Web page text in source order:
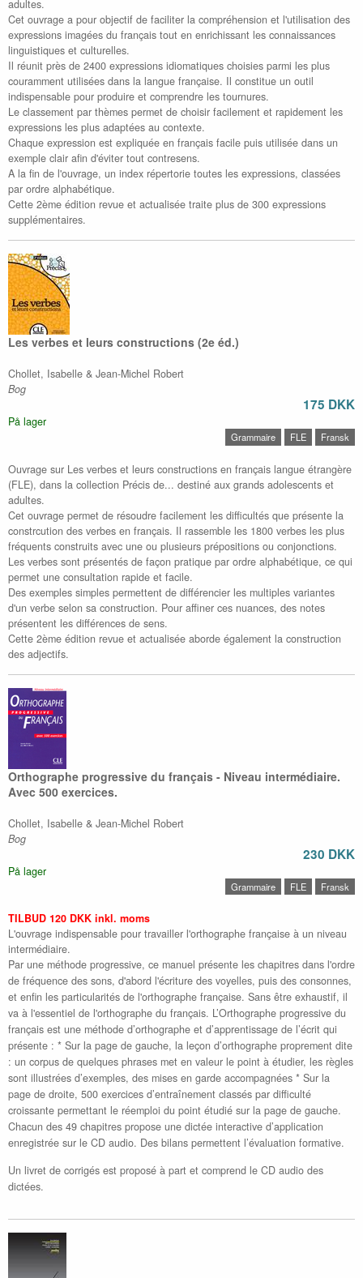
adultes.
Cet ouvrage a pour objectif de faciliter la compréhension et l'utilisation des
expressions imagées du français tout en enrichissant les connaissances
linguistiques et culturelles.
Il réunit près de 2400 expressions idiomatiques choisies parmi les plus
couramment utilisées dans la langue française. Il constitue un outil
indispensable pour produire et comprendre les tournures.
Le classement par thèmes permet de choisir facilement et rapidement les
expressions les plus adaptées au contexte.
Chaque expression est expliquée en français facile puis utilisée dans un
exemple clair afin d'éviter tout contresens.
A la fin de l'ouvrage, un index répertorie toutes les expressions, classées
par ordre alphabétique.
Cette 2ème édition revue et actualisée traite plus de 300 expressions
supplémentaires.
Les verbes et leurs constructions (2e éd.)
Chollet, Isabelle & Jean-Michel Robert
Bog
175 DKK
På lager
Grammaire FLE Fransk
Ouvrage sur Les verbes et leurs constructions en français langue étrangère
(FLE), dans la collection Précis de... destiné aux grands adolescents et
adultes.
Cet ouvrage permet de résoudre facilement les difficultés que présente la
constrcution des verbes en français. Il rassemble les 1800 verbes les plus
fréquents construits avec une ou plusieurs prépositions ou conjonctions.
Les verbes sont présentés de façon pratique par ordre alphabétique, ce qui
permet une consultation rapide et facile.
Des exemples simples permettent de différencier les multiples variantes
d'un verbe selon sa construction. Pour affiner ces nuances, des notes
présentent les différences de sens.
Cette 2ème édition revue et actualisée aborde également la construction
des adjectifs.
Orthographe progressive du français - Niveau intermédiaire.
Avec 500 exercices.
Chollet, Isabelle & Jean-Michel Robert
Bog
230 DKK
På lager
Grammaire FLE Fransk
TILBUD 120 DKK inkl. moms
L'ouvrage indispensable pour travailler l'orthographe française à un niveau
intermédiaire.
Par une méthode progressive, ce manuel présente les chapitres dans l'ordre
de fréquence des sons, d'abord l'écriture des voyelles, puis des consonnes,
et enfin les particularités de l'orthographe française. Sans être exhaustif, il
va à l'essentiel de l'orthographe du français. L’Orthographe progressive du
français est une méthode d’orthographe et d’apprentissage de l’écrit qui
présente : * Sur la page de gauche, la leçon d’orthographe proprement dite
: un corpus de quelques phrases met en valeur le point à étudier, les règles
sont illustrées d’exemples, des mises en garde accompagnées * Sur la
page de droite, 500 exercices d’entraînement classés par difficulté
croissante permettant le réemploi du point étudié sur la page de gauche.
Chacun des 49 chapitres propose une dictée interactive d’application
enregistrée sur le CD audio. Des bilans permettent l’évaluation formative.
Un livret de corrigés est proposé à part et comprend le CD audio des
dictées.